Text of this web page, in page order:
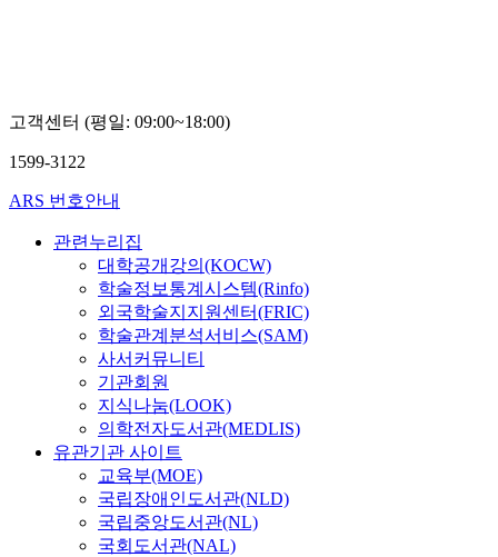
고객센터 (평일: 09:00~18:00)
1599-3122
ARS 번호안내
관련누리집
대학공개강의(KOCW)
학술정보통계시스템(Rinfo)
외국학술지지원센터(FRIC)
학술관계분석서비스(SAM)
사서커뮤니티
기관회원
지식나눔(LOOK)
의학전자도서관(MEDLIS)
유관기관 사이트
교육부(MOE)
국립장애인도서관(NLD)
국립중앙도서관(NL)
국회도서관(NAL)